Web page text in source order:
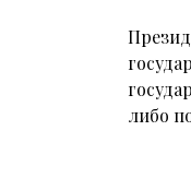
либо